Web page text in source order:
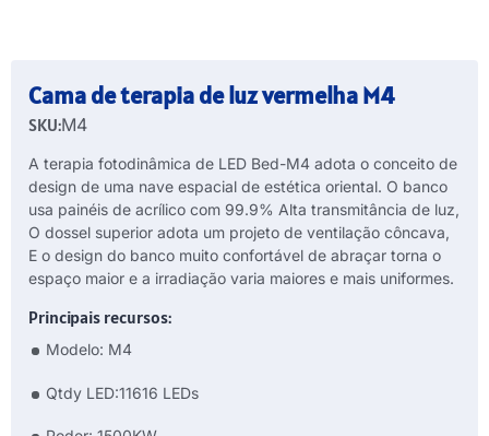
Cama de terapia de luz vermelha M4
SKU:M4
A terapia fotodinâmica de LED Bed-M4 adota o conceito de
design de uma nave espacial de estética oriental. O banco
usa painéis de acrílico com 99.9% Alta transmitância de luz,
O dossel superior adota um projeto de ventilação côncava,
E o design do banco muito confortável de abraçar torna o
espaço maior e a irradiação varia maiores e mais uniformes.
Principais recursos:
Modelo: M4
Qtdy LED:11616 LEDs